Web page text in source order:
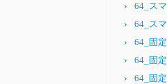
64_ス
64_ス
64_固
64_固
64_固